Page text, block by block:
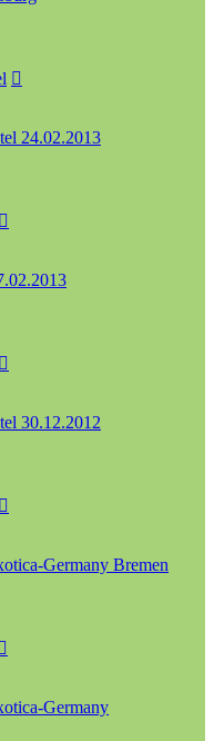
24.02.2013
30.12.2012
Germany Bremen
Germany